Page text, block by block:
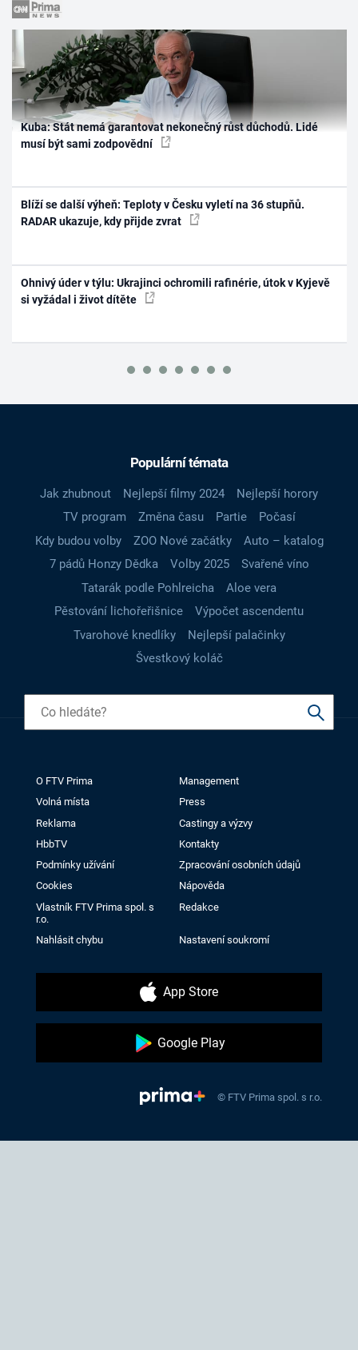
Kuba: Stát nemá garantovat nekonečný růst důchodů. Lidé
musí být sami zodpovědní
Blíží se další výheň: Teploty v Česku vyletí na 36 stupňů.
RADAR ukazuje, kdy přijde zvrat
Ohnivý úder v týlu: Ukrajinci ochromili rafinérie, útok v Kyjevě
si vyžádal i život dítěte
Populární témata
Jak zhubnout Nejlepší filmy 2024
Nejlepší horory
TV program
Změna času Partie
Počasí
Kdy budou volby
ZOO Nové začátky
Auto – katalog
7 pádů Honzy Dědka
Volby 2025
Svařené víno
Tatarák podle Pohlreicha
Aloe vera
Pěstování lichořeřišnice
Výpočet ascendentu
Tvarohové knedlíky
Nejlepší palačinky
Švestkový koláč
O FTV Prima
Management
Volná místa
Press
Reklama
Castingy a výzvy
HbbTV
Kontakty
Podmínky užívání
Zpracování osobních údajů
Cookies
Nápověda
Vlastník FTV Prima spol. s
r.o.
Redakce
Nahlásit chybu Nastavení soukromí
App Store
Google Play
© FTV Prima spol. s r.o.